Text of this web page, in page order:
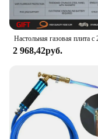
2 968,42руб.